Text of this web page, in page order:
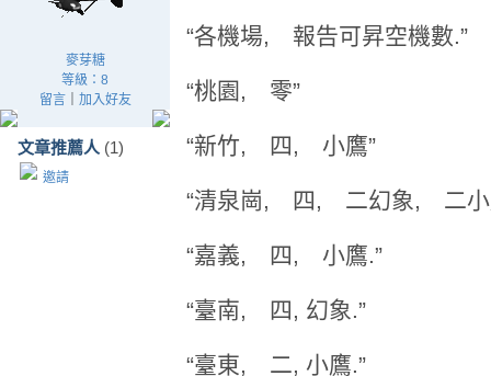
麥芽糖
等級：8
留言｜ 加入好友
文章推薦人 (1)
邀請
“各機場, 報告可昇空機數.”
“桃園, 零”
“新竹, 四, 小鷹”
“清泉崗, 四, 二幻象, 二小
“嘉義, 四, 小鷹.”
“臺南, 四, 幻象.”
“臺東, 二, 小鷹.”